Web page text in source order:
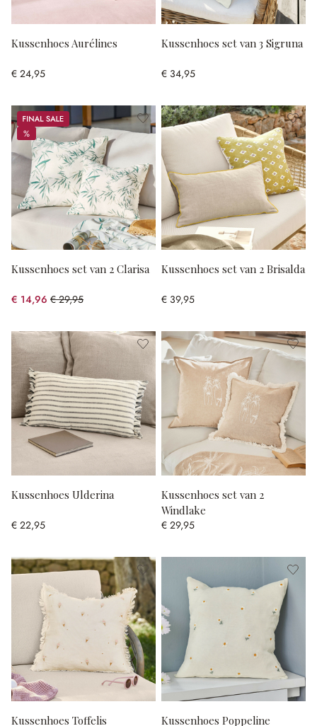
Kussenhoes Aurélines
€ 24,95
Kussenhoes set van 3 Sigruna
€ 34,95
Sale
%
%
Kussenhoes set van 2 Clarisa
€ 14,96 € 29,95
(50.05% gespart)
Kussenhoes set van 2 Brisalda
€ 39,95
Kussenhoes Ulderina
€ 22,95
Kussenhoes set van 2
Windlake
€ 29,95
Kussenhoes Toffelis Kussenhoes Poppeline